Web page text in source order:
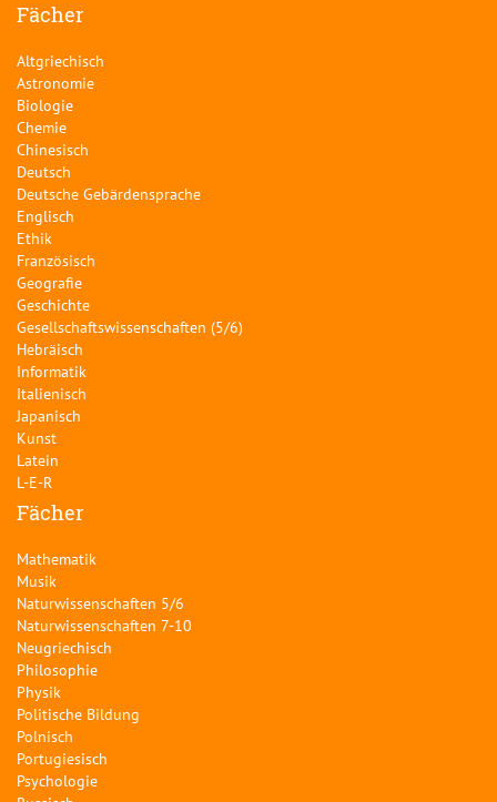
Fächer
Altgriechisch
Astronomie
Biologie
Chemie
Chinesisch
Deutsch
Deutsche Gebärdensprache
Englisch
Ethik
Französisch
Geografie
Geschichte
Gesellschaftswissenschaften (5/6)
Hebräisch
Informatik
Italienisch
Japanisch
Kunst
Latein
L-E-R
Fächer
Mathematik
Musik
Naturwissenschaften 5/6
Naturwissenschaften 7-10
Neugriechisch
Philosophie
Physik
Politische Bildung
Polnisch
Portugiesisch
Psychologie